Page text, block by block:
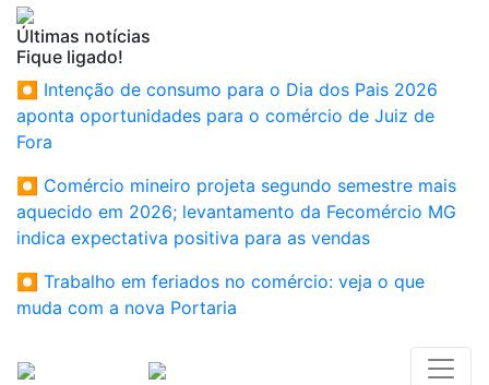
Últimas notícias
Fique ligado!
⏺ Intenção de consumo para o Dia dos Pais 2026
aponta oportunidades para o comércio de Juiz de
Fora
⏺ Comércio mineiro projeta segundo semestre mais
aquecido em 2026; levantamento da Fecomércio MG
indica expectativa positiva para as vendas
⏺ Trabalho em feriados no comércio: veja o que
muda com a nova Portaria